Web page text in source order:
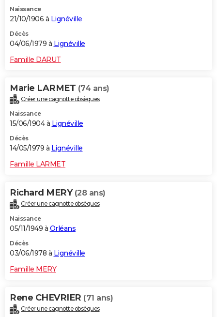
Naissance
21/10/1906 à Lignéville
Décès
04/06/1979 à Lignéville
Famille DARUT
Marie LARMET (74 ans)
Créer une cagnotte obsèques
Naissance
15/06/1904 à Lignéville
Décès
14/05/1979 à Lignéville
Famille LARMET
Richard MERY (28 ans)
Créer une cagnotte obsèques
Naissance
05/11/1949 à Orléans
Décès
03/06/1978 à Lignéville
Famille MERY
Rene CHEVRIER (71 ans)
Créer une cagnotte obsèques